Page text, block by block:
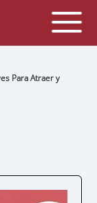
Para Atraer y